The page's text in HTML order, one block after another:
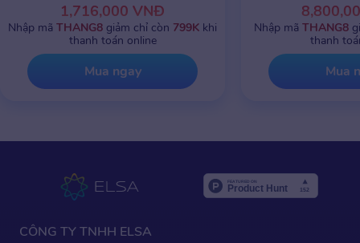
1,716,000 VNĐ
Nhập mã THANG8 giảm chỉ còn 799K khi
thanh toán online
Mua ngay
Nhập mã THANG8
thanh
Mua
CÔNG TY TNHH ELSA